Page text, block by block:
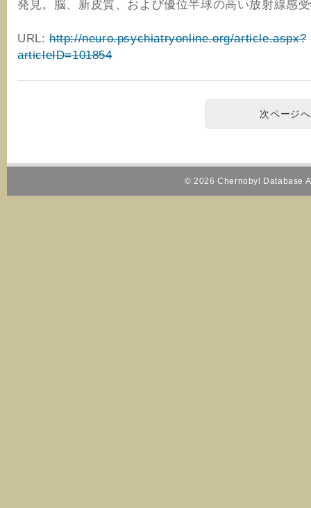
発見。脳、新皮質、および優位半球の高い放射線感
URL: http://neuro.psychiatryonline.org/article.aspx?
articleID=101854
次ページ
© 2026 Chernobyl Database